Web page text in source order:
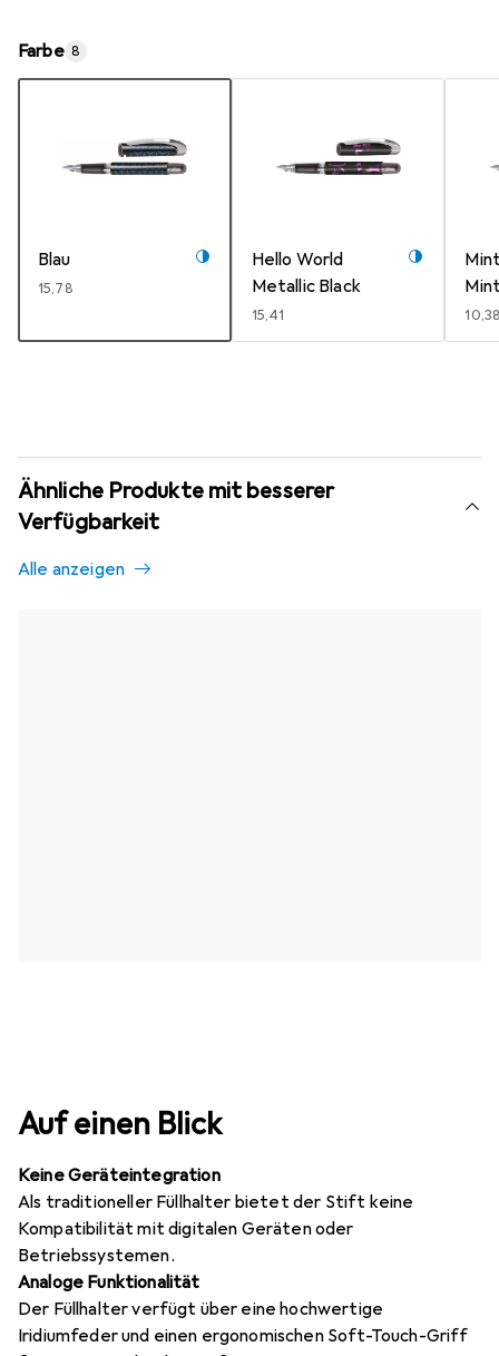
Farbe 8
Blau
EUR
15,78
Hello World
Metallic Black
EUR
15,41 EUR
Ähnliche Produkte mit besserer
Verfügbarkeit
Alle anzeigen
Auf einen Blick
Keine Geräteintegration
Als traditioneller Füllhalter bietet der Stift keine
Kompatibilität mit digitalen Geräten oder
Betriebssystemen.
Analoge Funktionalität
Der Füllhalter verfügt über eine hochwertige
Iridiumfeder und einen ergonomischen Soft-Touch-Griff